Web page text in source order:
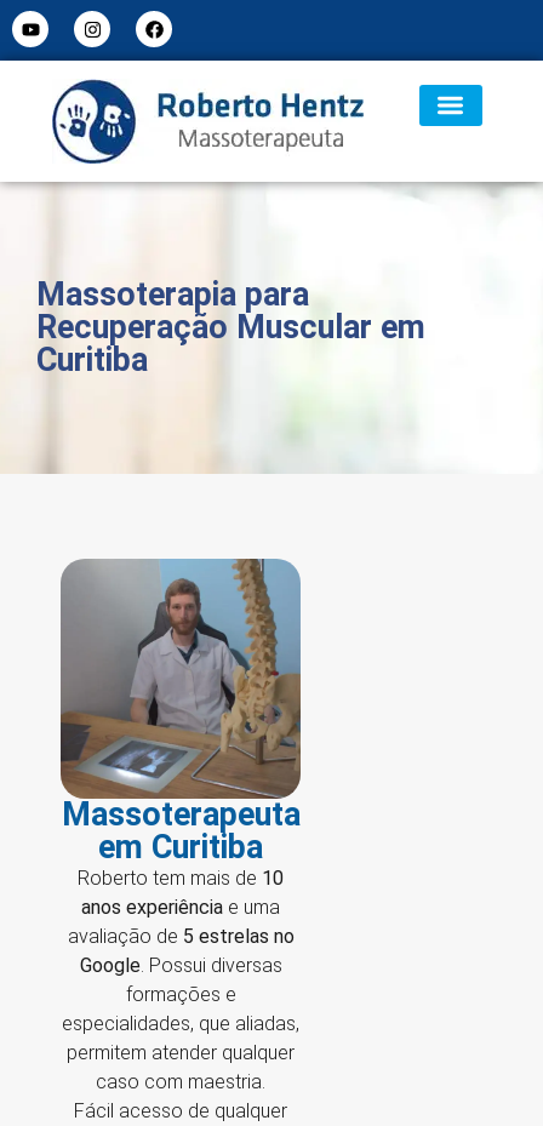
Massoterapia para
Recuperação Muscular em
Curitiba
Massoterapeuta
em Curitiba
Roberto tem mais de 10
anos experiência e uma
avaliação de 5 estrelas no
Google. Possui diversas
formações e
especialidades, que aliadas,
permitem atender qualquer
caso com maestria.
Fácil acesso de qualquer